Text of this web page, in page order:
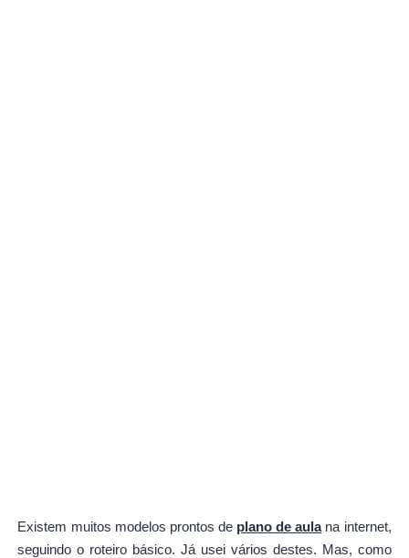
Existem muitos modelos prontos de plano de aulana internet,
seguindo o roteiro básico. Já usei vários destes. Mas, como